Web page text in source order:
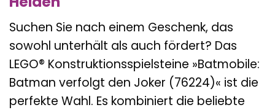
Suchen Sie nach einem Geschenk, das
sowohl unterhält als auch fördert? Das
LEGO® Konstruktionsspielsteine »Batmobile:
Batman verfolgt den Joker (76224)« ist die
perfekte Wahl. Es kombiniert die beliebte